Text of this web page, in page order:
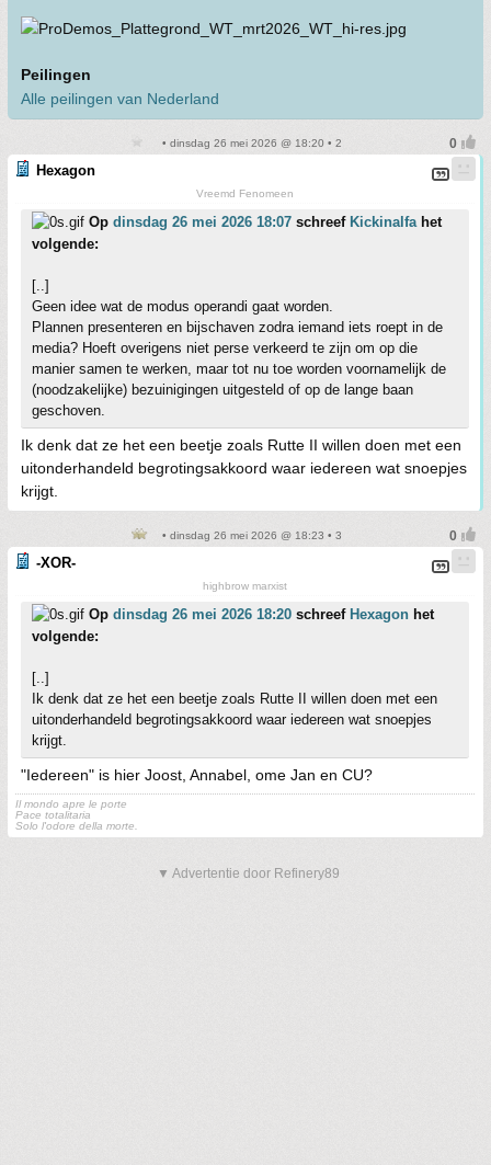
Peilingen
Alle peilingen van Nederland
• dinsdag 26 mei 2026 @ 18:20 • 2
Hexagon
Vreemd Fenomeen
Op dinsdag 26 mei 2026 18:07 schreef Kickinalfahet
volgende:
[..]
Geen idee wat de modus operandi gaat worden.
Plannen presenteren en bijschaven zodra iemand iets roept in de
media? Hoeft overigens niet perse verkeerd te zijn om op die
manier samen te werken, maar tot nu toe worden voornamelijk de
(noodzakelijke) bezuinigingen uitgesteld of op de lange baan
geschoven.
Ik denk dat ze het een beetje zoals Rutte II willen doen met een
uitonderhandeld begrotingsakkoord waar iedereen wat snoepjes
krijgt.
• dinsdag 26 mei 2026 @ 18:23 • 3
-XOR-
highbrow marxist
Op dinsdag 26 mei 2026 18:20 schreef Hexagon het
volgende:
[..]
Ik denk dat ze het een beetje zoals Rutte II willen doen met een
uitonderhandeld begrotingsakkoord waar iedereen wat snoepjes
krijgt.
"Iedereen" is hier Joost, Annabel, ome Jan en CU?
Il mondo apre le porte
Pace totalitaria
Solo l'odore della morte.
▼ Advertentie door Refinery89